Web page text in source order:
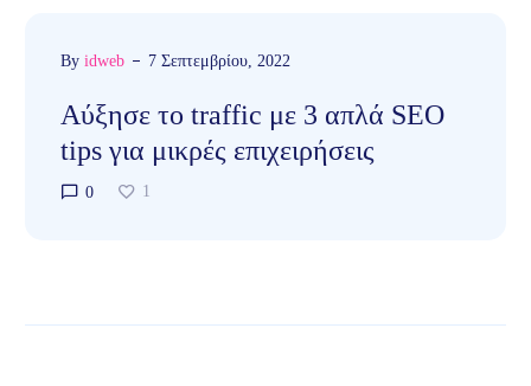
By idweb 7 Σεπτεμβρίου, 2022
Αύξησε το traffic με 3 απλά SEO
tips για μικρές επιχειρήσεις
0 1